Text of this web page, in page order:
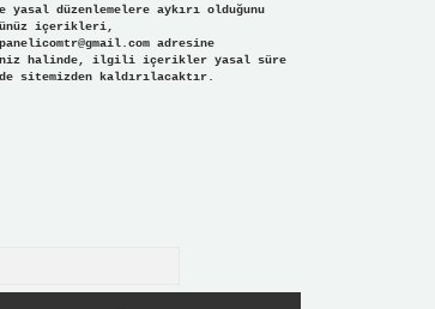
yasal düzenlemelere aykırı olduğunu
içerikleri,
adresine
halinde, ilgili içerikler yasal süre
sitemizden kaldırılacaktır.